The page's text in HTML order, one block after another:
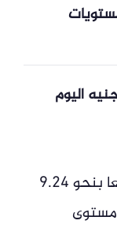
اليوم
بينما سجل مؤشر السوق الأول تراجعا بنحو 9.24
إلى مستوى